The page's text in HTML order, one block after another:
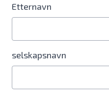
Etternavn
selskapsnavn